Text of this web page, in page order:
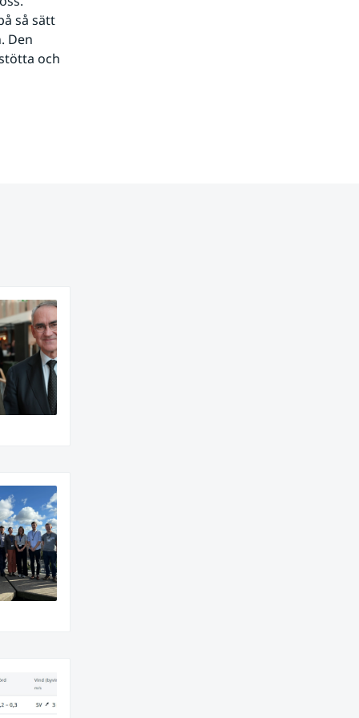
så sätt
Den
och